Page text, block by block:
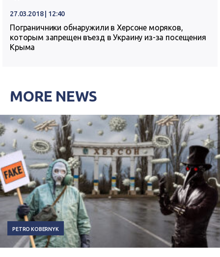
27.03.2018 | 12:40
Пограничники обнаружили в Херсоне моряков,
которым запрещен въезд в Украину из-за посещения
Крыма
MORE NEWS
PETRO KOBERNYK